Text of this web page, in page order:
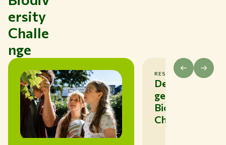
ersity
Challe
nge
RESULTATEN
Deze soorten
gevonden
Biodiversity
Challenge